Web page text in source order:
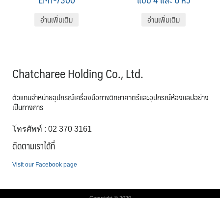
อ่านเพิ่มเติม อ่านเพิ่มเติม
Chatcharee Holding Co., Ltd.
ตัวแทนจำหน่ายอุปกรณ์เครื่องมือทางวิทยาศาตร์และอุปกรณ์ห้องแลปอย่าง
เป็นทางการ
โทรศัพท์ : 02 370 3161
ติดตามเราได้ที่
Visit our Facebook page